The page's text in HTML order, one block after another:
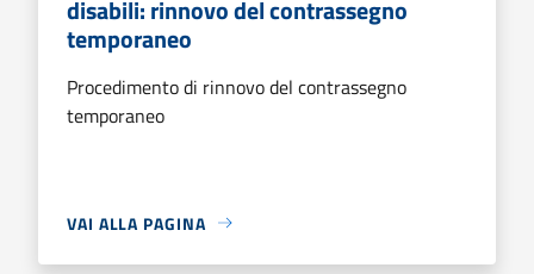
disabili: rinnovo del contrassegno
temporaneo
Procedimento di rinnovo del contrassegno
temporaneo
VAI ALLA PAGINA